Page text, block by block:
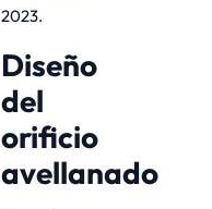
2023.
Diseño
del
orificio
avellanado